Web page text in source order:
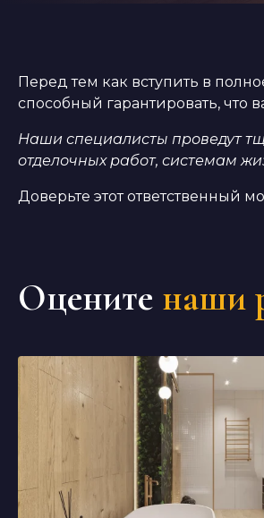
Перед тем как вступить в
способный гарантировать, что
Наши специалисты проведут
отделочных работ, системам
Доверьте этот ответственный
Оцените наши